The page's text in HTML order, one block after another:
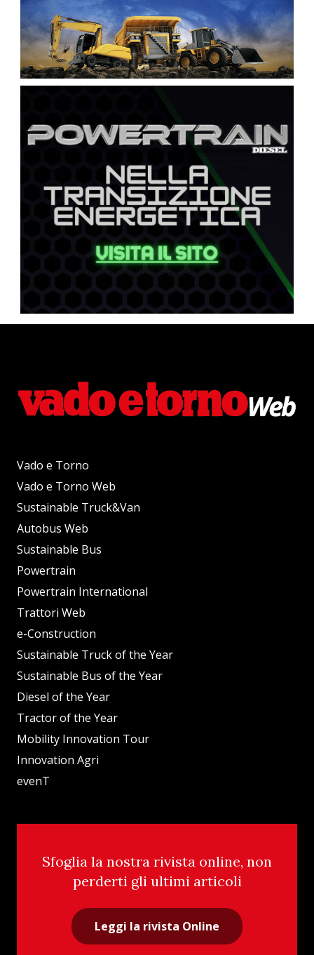
Vado e Torno
Vado e Torno Web
Sustainable Truck&Van
Autobus Web
Sustainable Bus
Powertrain
Powertrain International
Trattori Web
e-Construction
Sustainable Truck of the Year
Sustainable Bus of the Year
Diesel of the Year
Tractor of the Year
Mobility Innovation Tour
Innovation Agri
evenT
Sfoglia la nostra rivista online, non
perderti gli ultimi articoli
Leggi la rivista Online